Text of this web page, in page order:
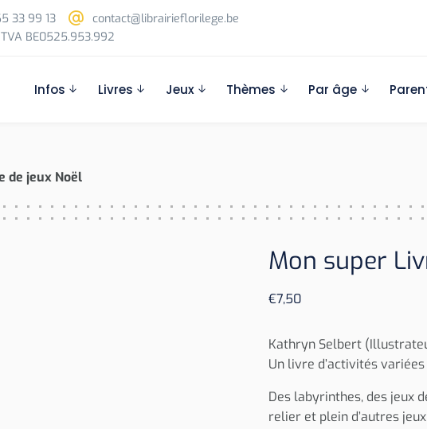
33 99 13
contact@librairieflorilege.be
TVA BE0525.953.992
Infos Livres Jeux Thèmes Par âge
de jeux Noël
Mon super
€7,50
Kathryn Selbert
Un livre d’activités
Des labyrinthes, des jeux
relier et plein d’autres